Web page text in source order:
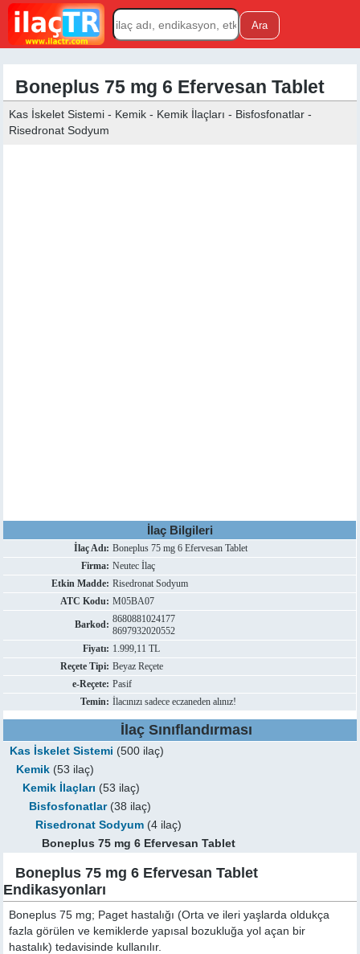
Boneplus 75 mg 6 Efervesan Tablet
Kas İskelet Sistemi - Kemik - Kemik İlaçları - Bisfosfonatlar -
Risedronat Sodyum
İlaç Bilgileri
İlaç Adı: Boneplus 75 mg 6 Efervesan Tablet
Firma: Neutec İlaç
Etkin Madde: Risedronat Sodyum
ATC Kodu: M05BA07
Barkod: 8680881024177
8697932020552
Fiyatı: 1.999,11 TL
Reçete Tipi: Beyaz Reçete
e-Reçete: Pasif
Temin: İlacınızı sadece eczaneden alınız!
İlaç Sınıflandırması
Kas İskelet Sistemi (500 ilaç)
Kemik (53 ilaç)
Kemik İlaçları (53 ilaç)
Bisfosfonatlar(38 ilaç)
Risedronat Sodyum (4 ilaç)
Boneplus 75 mg 6 Efervesan Tablet
Boneplus 75 mg 6 Efervesan Tablet
Endikasyonları
Boneplus 75 mg; Paget hastalığı (Orta ve ileri yaşlarda oldukça
fazla görülen ve kemiklerde yapısal bozukluğa yol açan bir
hastalık) tedavisinde kullanılır.